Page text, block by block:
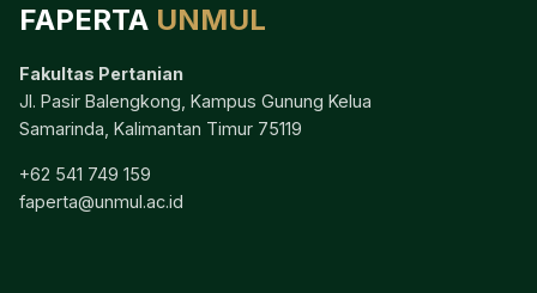
FAPERTA UNMUL
Fakultas Pertanian
Jl. Pasir Balengkong, Kampus Gunung Kelua
Samarinda, Kalimantan Timur 75119
+62 541 749 159
faperta@unmul.ac.id